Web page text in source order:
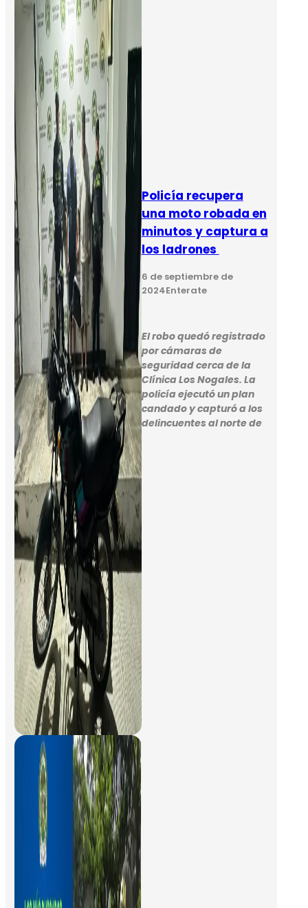
Policía recupera
una moto robada en
minutos y captura a
los ladrones
6 de septiembre de
2024Enterate
El robo quedó registrado
por cámaras de
seguridad cerca de la
Clínica Los Nogales. La
policía ejecutó un plan
candado y capturó a los
delincuentes al norte de